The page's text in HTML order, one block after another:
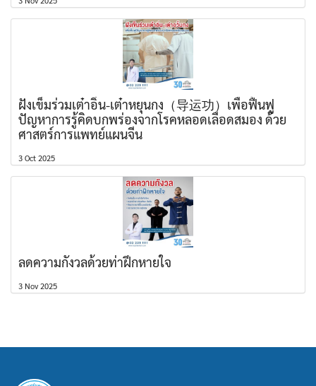
ฝังเข็มร่วมเต๋าอิ่น-เต๋าหยุนกง（导运功）เพื่อฟื้นฟู
ปัญหาการรู้คิดบกพร่องจากโรคหลอดเลือดสมอง ด้วย
ศาสตร์การแพทย์แผนจีน
3 Oct 2025
ลดความกังวลด้วยท่าฝึกหายใจ
3 Nov 2025